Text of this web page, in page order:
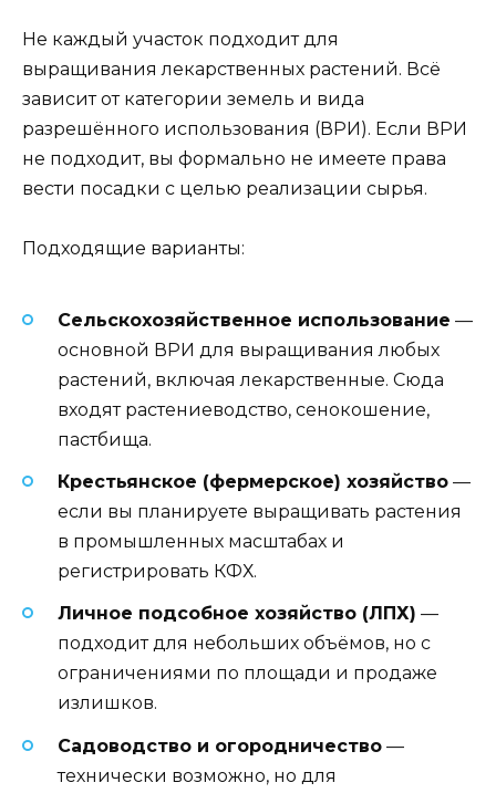
Не каждый участок подходит для
выращивания лекарственных растений. Всё
зависит от категории земель и вида
разрешённого использования (ВРИ). Если ВРИ
не подходит, вы формально не имеете права
вести посадки с целью реализации сырья.
Подходящие варианты:
Сельскохозяйственное использование —
основной ВРИ для выращивания любых
растений, включая лекарственные. Сюда
входят растениеводство, сенокошение,
пастбища.
Крестьянское (фермерское) хозяйство —
если вы планируете выращивать растения
в промышленных масштабах и
регистрировать КФХ.
Личное подсобное хозяйство (ЛПХ) —
подходит для небольших объёмов, но с
ограничениями по площади и продаже
излишков.
Садоводство и огородничество —
технически возможно, но для